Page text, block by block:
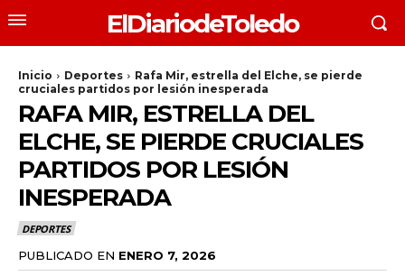
ElDiariodeToledo
Inicio Deportes
Rafa Mir, estrella del Elche, se pierde
cruciales partidos por lesión inesperada
RAFA MIR, ESTRELLA DEL
ELCHE, SE PIERDE CRUCIALES
PARTIDOS POR LESIÓN
INESPERADA
DEPORTES
PUBLICADO EN ENERO 7, 2026